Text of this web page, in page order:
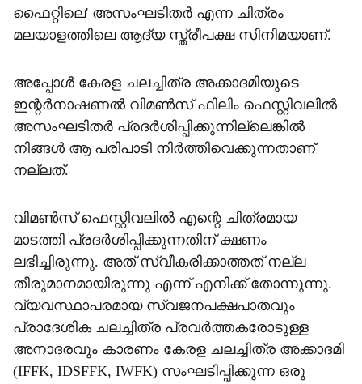
ഫൈറ്റിലെ' അസംഘടിതര്‍ എന്ന ചിത്രം
മലയാളത്തിലെ ആദ്യ സ്ത്രീപക്ഷ സിനിമയാണ്.
അപ്പോള്‍ കേരള ചലച്ചിത്ര അക്കാദമിയുടെ
ഇന്റര്‍നാഷണല്‍ വിമണ്‍സ് ഫിലിം ഫെസ്റ്റിവലില്‍
അസംഘടിതര്‍ പ്രദര്‍ശിപ്പിക്കുന്നില്ലെങ്കില്‍
നിങ്ങള്‍ ആ പരിപാടി നിര്‍ത്തിവെക്കുന്നതാണ്
നല്ലത്.
വിമണ്‍സ് ഫെസ്റ്റിവലില്‍ എന്റെ ചിത്രമായ
മാടത്തി പ്രദര്‍ശിപ്പിക്കുന്നതിന് ക്ഷണം
ലഭിച്ചിരുന്നു. അത് സ്വീകരിക്കാത്തത് നല്ല
തീരുമാനമായിരുന്നു എന്ന് എനിക്ക് തോന്നുന്നു.
വ്യവസ്ഥാപരമായ സ്വജനപക്ഷപാതവും
പ്രാദേശിക ചലച്ചിത്ര പ്രവര്‍ത്തകരോടുള്ള
അനാദരവും കാരണം കേരള ചലച്ചിത്ര അക്കാദമി
(IFFK, IDSFFK, IWFK) സംഘടിപ്പിക്കുന്ന ഒരു